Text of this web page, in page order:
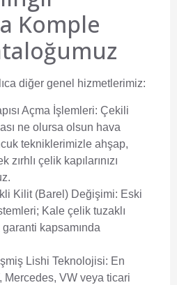
Komple
diğer genel hizmetlerimiz:
Açma İşlemleri: Çekili
ne olursa olsun hava
tekniklerimizle ahşap,
zırhlı çelik kapılarınızı
Kilit (Barel) Değişimi: Eski
Kale çelik tuzaklı
kapsamında
Lishi Teknolojisi: En
Mercedes, VW veya ticari